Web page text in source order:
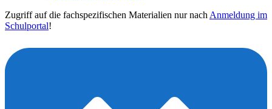
Zugriff auf die fachspezifischen Materialien nur nach Anmeldung im
Schulportal!